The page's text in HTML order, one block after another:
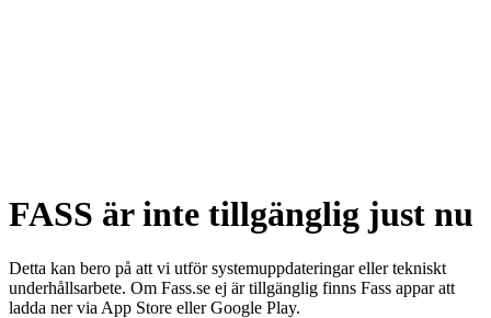
FASS är inte tillgänglig just nu
Detta kan bero på att vi utför systemuppdateringar eller tekniskt
underhållsarbete. Om Fass.se ej är tillgänglig finns Fass appar att
ladda ner via App Store eller Google Play.